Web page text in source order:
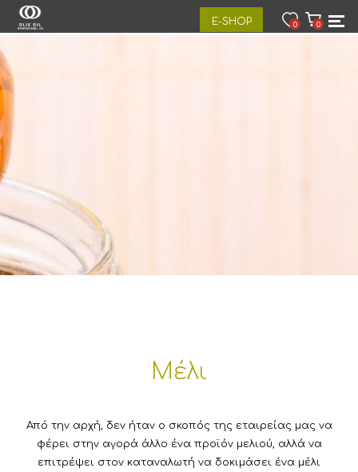
E-SHOP 0 0
Μέλι
Από την αρχή, δεν ήταν ο σκοπός της εταιρείας μας να
φέρει στην αγορά άλλο ένα προϊόν μελιού, αλλά να
επιτρέψει στον καταναλωτή να δοκιμάσει ένα μέλι